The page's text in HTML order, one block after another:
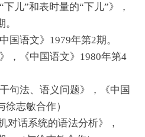
下儿”和表时量的“下儿”》，
国语文》1979年第2期。
，《中国语文》1980年第4
句法、语义问题》，《中国
志敏合作）
对话系统的语法分析》，